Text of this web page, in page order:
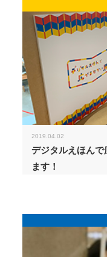
2019.04.02
デジタルえほん
ます！